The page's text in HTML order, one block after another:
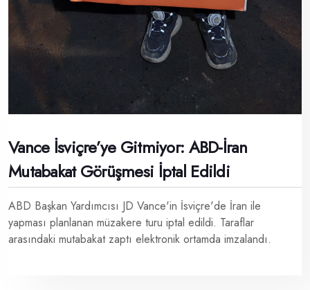
Vance İsviçre’ye Gitmiyor: ABD-İran
Mutabakat Görüşmesi İptal Edildi
ABD Başkan Yardımcısı JD Vance'in İsviçre'de İran ile
yapması planlanan müzakere turu iptal edildi. Taraflar
arasındaki mutabakat zaptı elektronik ortamda imzalandı.